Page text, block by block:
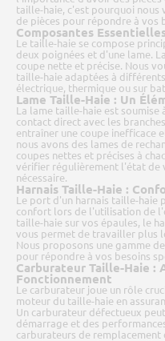
taille-haie, c'est pourquoi nous
de pièces pour répondre à vos
Composantes
Le taille-haie se compose
deux poignées et d'une lame.
coupe nette et précise. Nous
taille-haie adaptées à
électrique, thermique ou sur
Lame Taille-Haie : Un
La lame taille-haie est soumise
contact direct avec les
entraîner une coupe inefficace
nous avons des lames de
coupes nettes et précises à
vérifier régulièrement l'état de
nécessaire.
Harnais Taille-Haie :
Le port d'un harnais taille-
confort lors de l'utilisation de
taille-haie sur vos épaules, le
vous permet de travailler plus
Nous proposons une gamme
pour répondre à vos besoins
Carburateur Taille-Haie :
Fonctionnement
Le carburateur joue un rôle
moteur du taille-haie en
Un carburateur défectueux
démarrage et des
carburateurs de